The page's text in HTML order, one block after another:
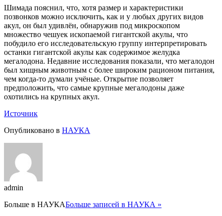
Шимада пояснил, что, хотя размер и характеристики
позвонков можно исключить, как и у любых других видов
акул, он был удивлён, обнаружив под микроскопом
множество чешуек ископаемой гигантской акулы, что
побудило его исследовательскую группу интерпретировать
останки гигантской акулы как содержимое желудка
мегалодона. Недавние исследования показали, что мегалодон
был хищным животным с более широким рационом питания,
чем когда-то думали учёные. Открытие позволяет
предположить, что самые крупные мегалодоны даже
охотились на крупных акул.
Источник
Опубликовано в НАУКА
admin
Больше в НАУКАБольше записей в НАУКА »